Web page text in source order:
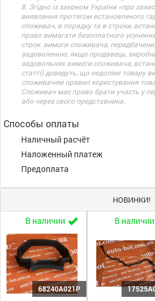
8. Згідно із законом України «про
виявлення протягом встановленого
споживач, в порядку та в строки,
право вимагати безоплатного
строк. вимоги споживача,
задоволенню, якщо продавець,
задовольняє вимоги споживача,
статті) доведуть, що недоліки товару
споживачем правил користування
Споживач має право брати участь у
або через свого представника.
Способы оплаты
Наличный расчёт
Наложенный платеж
Предоплата
НОВИНКИ!
В наличии
68240A021P
В наличии